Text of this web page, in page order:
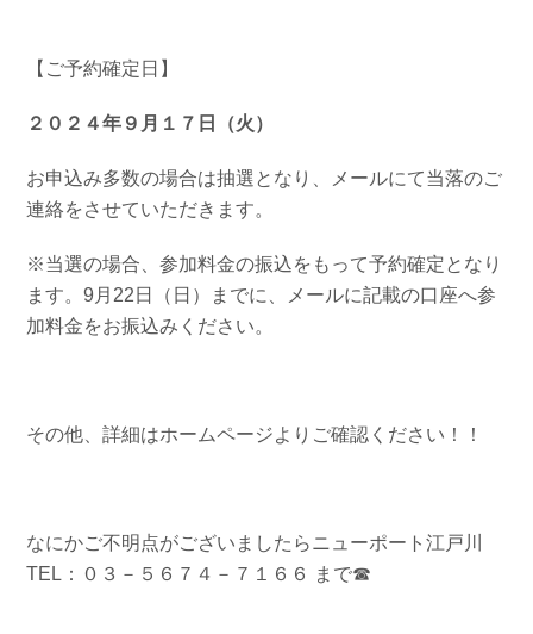
【ご予約確定日】
２０２４年９月１７日（火）
お申込み多数の場合は抽選となり、メールにて当落のご
連絡をさせていただきます。
※当選の場合、参加料金の振込をもって予約確定となり
ます。9月22日（日）までに、メールに記載の口座へ参
加料金をお振込みください。
その他、詳細はホームページよりご確認ください！！
なにかご不明点がございましたらニューポート江戸川
TEL：０３－５６７４－７１６６ まで☎